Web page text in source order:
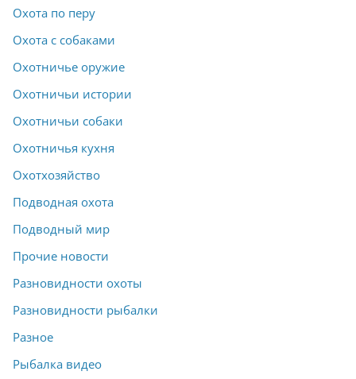
Охота по перу
Охота с собаками
Охотничье оружие
Охотничьи истории
Охотничьи собаки
Охотничья кухня
Охотхозяйство
Подводная охота
Подводный мир
Прочие новости
Разновидности охоты
Разновидности рыбалки
Разное
Рыбалка видео